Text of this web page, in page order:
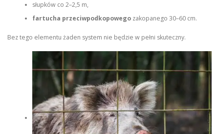
słupków co 2–2,5 m,
fartucha przeciwpodkopowegozakopanego 30–60 cm.
Bez tego elementu żaden system nie będzie w pełni skuteczny.